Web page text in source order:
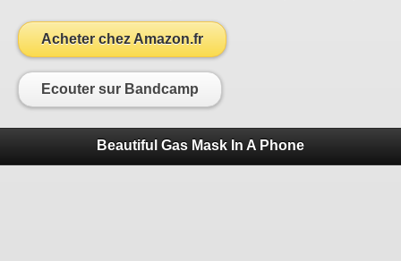
Acheter chez Amazon.fr
Ecouter sur Bandcamp
Beautiful Gas Mask In A Phone